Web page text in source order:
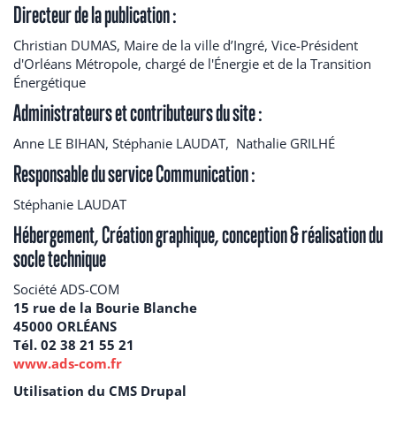
Directeur de la publication :
Christian DUMAS, Maire de la ville d’Ingré, Vice-Président
d'Orléans Métropole, chargé de l'Énergie et de la Transition
Énergétique
Administrateurs et contributeurs du site :
Anne LE BIHAN, Stéphanie LAUDAT, Nathalie GRILHÉ
Responsable du service Communication :
Stéphanie LAUDAT
Hébergement, Création graphique, conception & réalisation du
socle technique
Société ADS-COM
15 rue de la Bourie Blanche
45000 ORLÉANS
Tél. 02 38 21 55 21
www.ads-com.fr
Utilisation du CMS Drupal